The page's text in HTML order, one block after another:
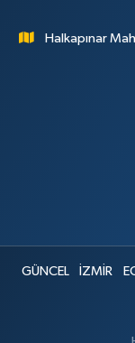
Halkapınar
GÜNCEL İZMİR